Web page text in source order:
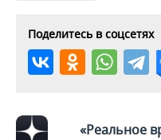
Поделитесь в соцсетях
«Реальное